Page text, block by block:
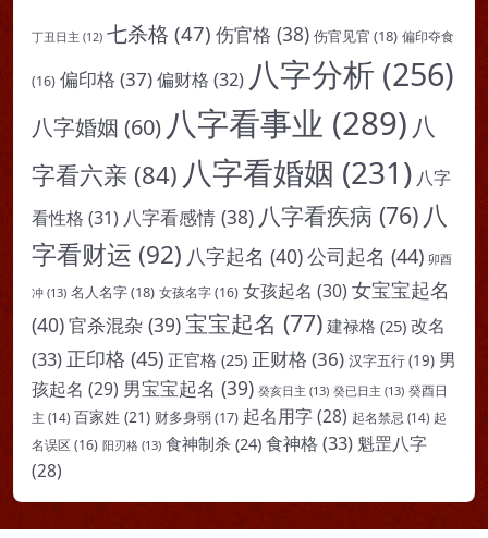
丁丑日主 (12) 七杀格 (47) 伤官格 (38) 伤官见官 (18) 偏印夺食
(16) 偏印格 (37)偏财格 (32) 八字分析 (256)
八字婚姻 (60) 八字看事业 (289) 八
字看六亲 (84) 八字看婚姻 (231) 八字
看性格 (31) 八字看感情 (38) 八字看疾病 (76) 八
字看财运 (92) 八字起名 (40)公司起名 (44) 卯酉
冲 (13) 名人名字(18) 女孩名字(16) 女孩起名 (30) 女宝宝起名
(40)官杀混杂 (39) 宝宝起名 (77) 建禄格 (25) 改名
(33) 正印格 (45) 正官格 (25) 正财格 (36) 汉字五行(19) 男
孩起名 (29) 男宝宝起名 (39) 癸亥日主 (13) 癸已日主 (13) 癸酉日
主 (14) 百家姓 (21) 财多身弱(17) 起名用字(28) 起名禁忌 (14) 起
名误区 (16) 阳刃格 (13) 食神制杀 (24) 食神格 (33) 魁罡八字
(28)